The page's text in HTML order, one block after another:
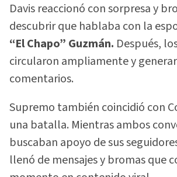
Davis reaccionó con sorpresa y
descubrir que hablaba con la
“El Chapo” Guzmán. Después,
circularon ampliamente y
comentarios.
Supremo también coincidió con
una batalla. Mientras ambos
buscaban apoyo de sus
llenó de mensajes y bromas que